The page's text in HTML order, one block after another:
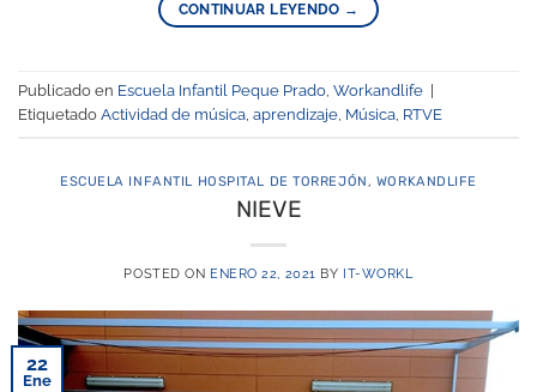
CONTINUAR LEYENDO →
Publicado en Escuela Infantil Peque Prado, Workandlife
Etiquetado Actividad de música, aprendizaje, Música, RTVE
ESCUELA INFANTIL HOSPITAL DE TORREJÓN, WORKANDLIFE
NIEVE
POSTED ON ENERO 22, 2021 BY IT-WORKL
22
Ene